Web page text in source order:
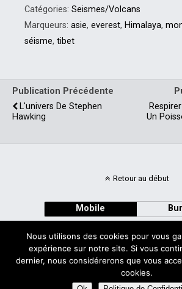
Catégories: Seismes/Volcans
Marqueurs: asie, everest, Himalaya,
séisme, tibet
Publication Précédente
L'univers De Stephen
Hawking
Un
Retour au début
Mobile
Avec
WPtouch Mobile Suite for
Nous utilisons des cookies pour vous
expérience sur notre site. Si vous
dernier, nous considérerons que vous
cookies.